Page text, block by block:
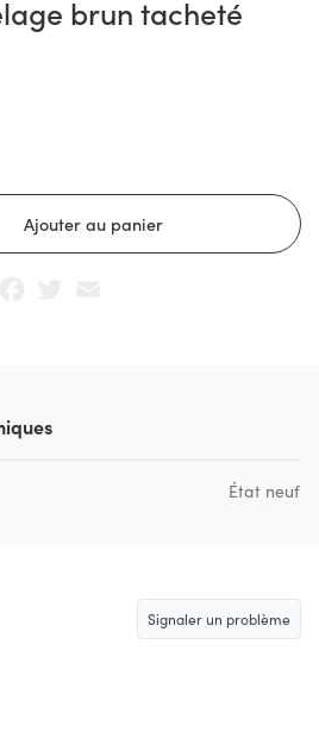
brun tacheté
État neuf
Signaler un problème